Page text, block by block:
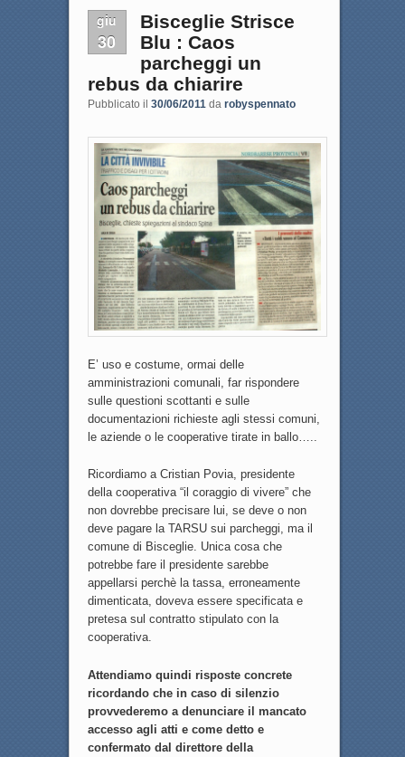
giu
30
Bisceglie Strisce
Blu : Caos
parcheggi un
rebus da chiarire
Pubblicato il 30/06/2011 da robyspennato
E’ uso e costume, ormai delle
amministrazioni comunali, far rispondere
sulle questioni scottanti e sulle
documentazioni richieste agli stessi comuni,
le aziende o le cooperative tirate in ballo…..
Ricordiamo a Cristian Povia, presidente
della cooperativa “il coraggio di vivere” che
non dovrebbe precisare lui, se deve o non
deve pagare la TARSU sui parcheggi, ma il
comune di Bisceglie. Unica cosa che
potrebbe fare il presidente sarebbe
appellarsi perchè la tassa, erroneamente
dimenticata, doveva essere specificata e
pretesa sul contratto stipulato con la
cooperativa.
Attendiamo quindi risposte concrete
ricordando che in caso di silenzio
provvederemo a denunciare il mancato
accesso agli atti e come detto e
confermato dal direttore della